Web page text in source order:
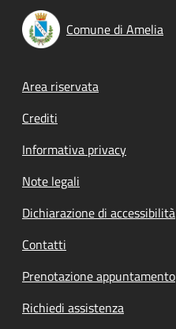
Comune di Amelia
Footer menu
Area riservata
Crediti
Informativa privacy
Note legali
Dichiarazione di accessibilità
Contatti
Prenotazione appuntamento
Richiedi assistenza